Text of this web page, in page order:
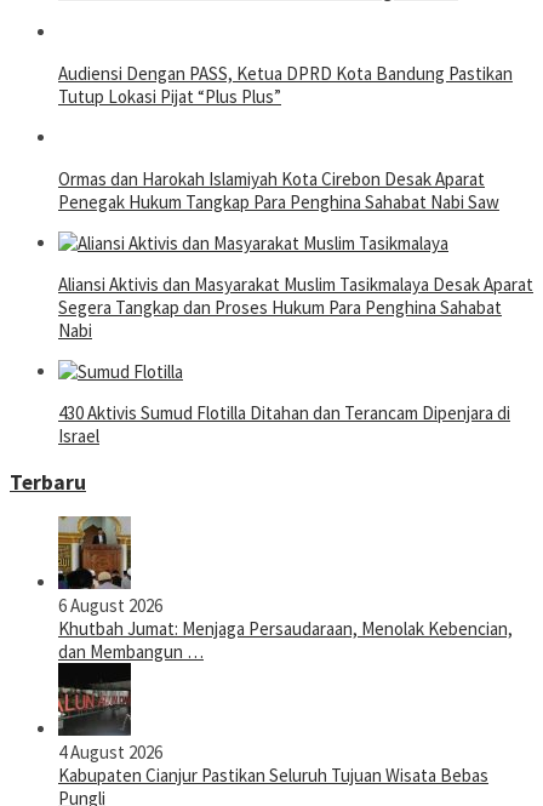
Audiensi Dengan PASS, Ketua DPRD Kota Bandung Pastikan
Tutup Lokasi Pijat “Plus Plus”
Ormas dan Harokah Islamiyah Kota Cirebon Desak Aparat
Penegak Hukum Tangkap Para Penghina Sahabat Nabi Saw
Aliansi Aktivis dan Masyarakat Muslim Tasikmalaya Desak Aparat
Segera Tangkap dan Proses Hukum Para Penghina Sahabat
Nabi
430 Aktivis Sumud Flotilla Ditahan dan Terancam Dipenjara di
Israel
Terbaru
6 August 2026
Khutbah Jumat: Menjaga Persaudaraan, Menolak Kebencian,
dan Membangun …
4 August 2026
Kabupaten Cianjur Pastikan Seluruh Tujuan Wisata Bebas
Pungli